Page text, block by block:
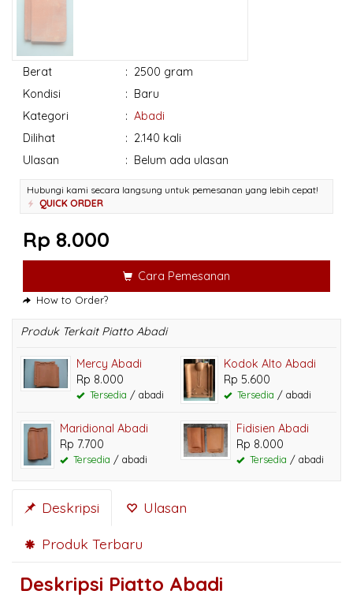
Berat : 2500 gram
Kondisi
: Baru
Kategori
: Abadi
Dilihat
: 2.140 kali
Ulasan
: Belum ada ulasan
Hubungi kami secara langsung untuk pemesanan yang lebih cepat!
QUICK ORDER
Rp 8.000
Cara Pemesanan
How to Order?
Produk Terkait Piatto Abadi
Mercy Abadi
Rp 8.000
Tersedia / abadi
Kodok Alto Abadi
Rp 5.600
Tersedia / abadi
Maridional Abadi
Rp 7.700
Tersedia / abadi
Fidisien Abadi
Rp 8.000
Tersedia / abadi
Deskripsi Ulasan
Produk Terbaru
Deskripsi Piatto Abadi